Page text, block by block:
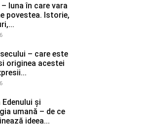
luna în care vara
povestea. Istorie,
– care este
originea acestei
Edenului și
umană – de ce
ideea...